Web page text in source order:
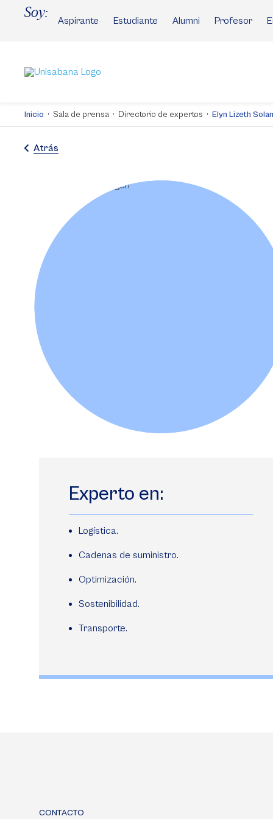
Soy:
Aspirante Estudiante Alumni Profesor
Inicio Sala de prensa Directorio de expertos Elyn Lizeth
Atrás
Experto en:
Logística.
Cadenas de suministro.
Optimización.
Sostenibilidad.
Transporte.
CONTACTO